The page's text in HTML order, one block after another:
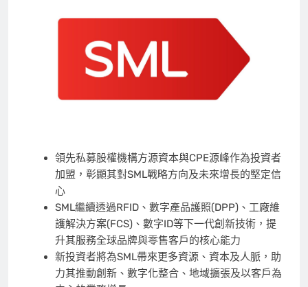
領先私募股權機構方源資本與CPE源峰作為投資者
加盟，彰顯其對SML戰略方向及未來增長的堅定信
心
SML繼續透過RFID、數字產品護照(DPP)、工廠維
護解決方案(FCS)、數字ID等下一代創新技術，提
升其服務全球品牌與零售客戶的核心能力
新投資者將為SML帶來更多資源、資本及人脈，助
力其推動創新、數字化整合、地域擴張及以客戶為